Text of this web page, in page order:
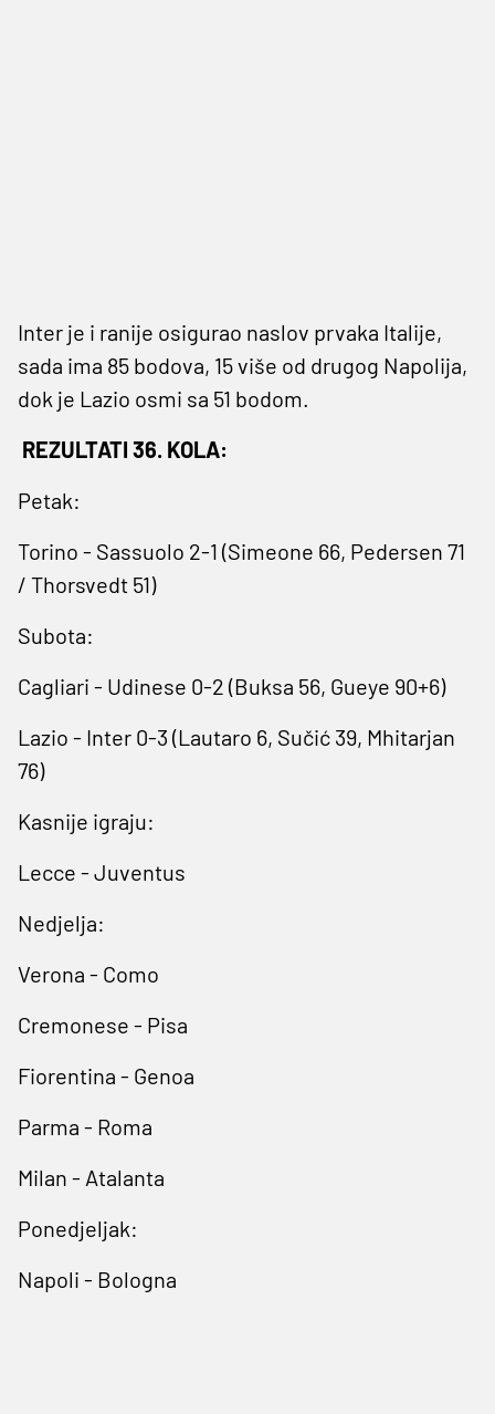
Inter je i ranije osigurao naslov prvaka Italije,
sada ima 85 bodova, 15 više od drugog Napolija,
dok je Lazio osmi sa 51 bodom.
REZULTATI 36. KOLA:
Petak:
Torino - Sassuolo 2-1 (Simeone 66, Pedersen 71
/ Thorsvedt 51)
Subota:
Cagliari - Udinese 0-2 (Buksa 56, Gueye 90+6)
Lazio - Inter 0-3 (Lautaro 6, Sučić 39, Mhitarjan
76)
Kasnije igraju:
Lecce - Juventus
Nedjelja:
Verona - Como
Cremonese - Pisa
Fiorentina - Genoa
Parma - Roma
Milan - Atalanta
Ponedjeljak:
Napoli - Bologna